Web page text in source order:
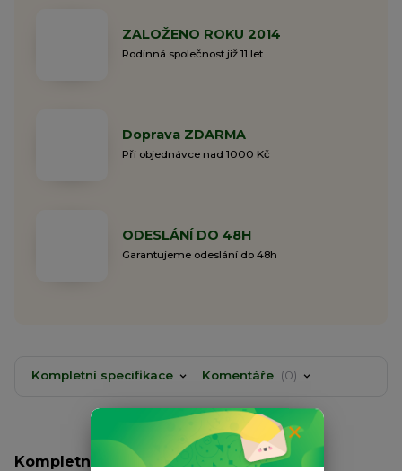
ZALOŽENO ROKU 2014
Rodinná společnost již 11 let
Doprava ZDARMA
Při objednávce nad 1000 Kč
ODESLÁNÍ DO 48H
Garantujeme odeslání do 48h
Kompletní specifikace Komentáře 0
Kompletní specifikace